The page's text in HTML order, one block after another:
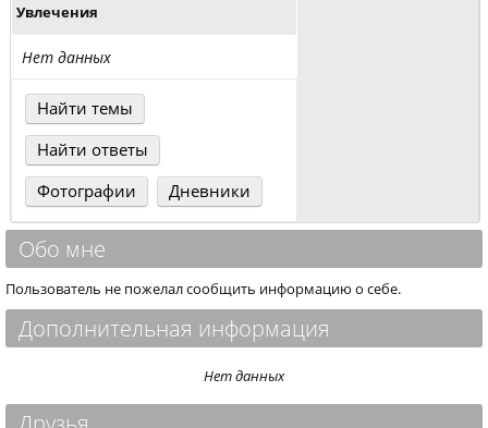
Увлечения
Нет данных
Найти темы
Найти ответы
Фотографии
Дневники
Обо мне
Пользователь не пожелал сообщить информацию о себе.
Дополнительная информация
Нет данных